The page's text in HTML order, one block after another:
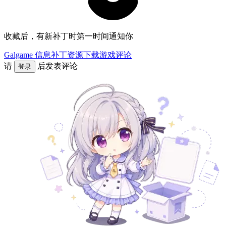
收藏后，有新补丁时第一时间通知你
Galgame 信息补丁资源下载游戏评论
请
登录 后发表评论